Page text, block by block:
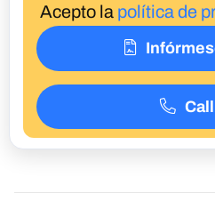
Acepto la política de